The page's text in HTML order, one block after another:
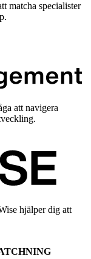
matcha specialister
att navigera
hjälper dig att